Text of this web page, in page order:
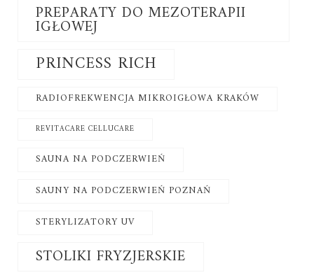
PREPARATY DO MEZOTERAPII
IGŁOWEJ
PRINCESS RICH
RADIOFREKWENCJA MIKROIGŁOWA KRAKÓW
REVITACARE CELLUCARE
SAUNA NA PODCZERWIEŃ
SAUNY NA PODCZERWIEŃ POZNAŃ
STERYLIZATORY UV
STOLIKI FRYZJERSKIE